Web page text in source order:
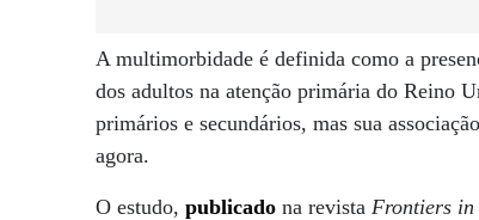
A multimorbidade é definida como a
dos adultos na atenção primária do Reino
primários e secundários, mas sua
agora.
O estudo, publicado na revista Frontiers